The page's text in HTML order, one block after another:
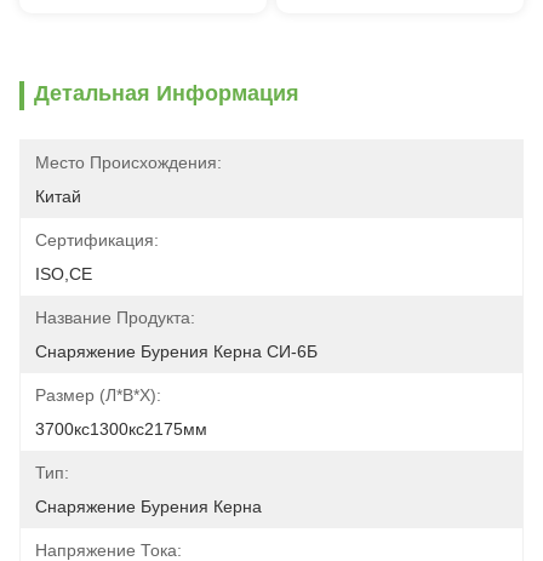
Детальная Информация
Место Происхождения:
Китай
Сертификация:
ISO,CE
Название Продукта:
Снаряжение Бурения Керна СИ-6Б
Размер (л*в*х):
3700кс1300кс2175мм
Тип:
Снаряжение Бурения Керна
Напряжение Тока: